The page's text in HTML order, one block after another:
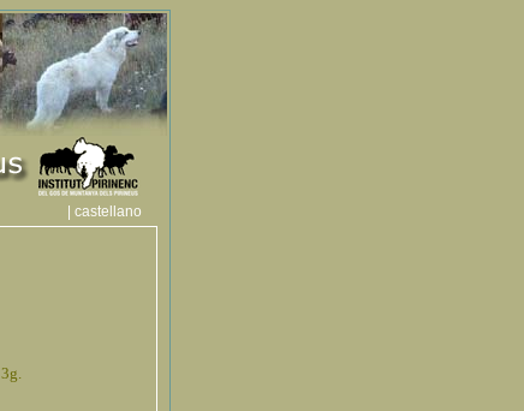
| castellano
3g.